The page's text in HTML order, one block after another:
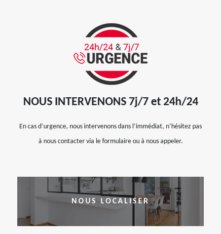
NOUS INTERVENONS 7j/7 et 24h/24
En cas d’urgence, nous intervenons dans l’immédiat, n’hésitez pas
à nous contacter via le formulaire ou à nous appeler.
NOUS LOCALISER